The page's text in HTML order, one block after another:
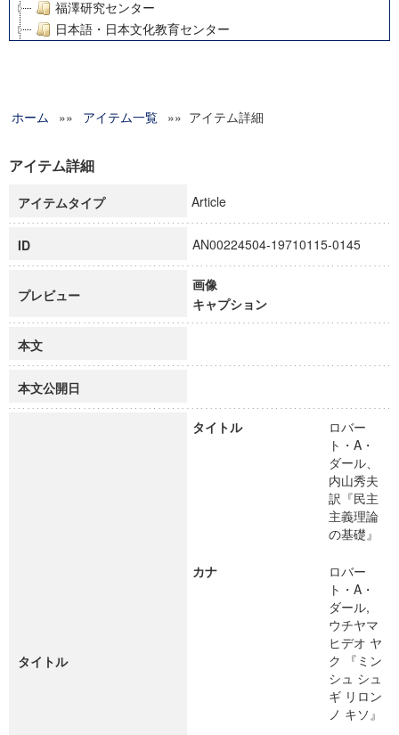
福澤研究センター
日本語・日本文化教育センター
グローバルリサーチインスティテュート
科学研究費補助金研究成果報告書
慶應義塾大学グローバルCOEプログラム市民社会ガバナンス
慶應義塾大学グローバルCOEプログラム論理と感性の先端的
博士課程教育リーディングプログラム「超成熟社会発展のサ
学術雑誌掲載論文等(8)
ホーム »» アイテム一覧 »» アイテム詳細
アイテム詳細
アイテムタイプ Article
ID AN00224504-19710115-0145
プレビュー
画像
キャプション
本文
本文公開日
タイトル
タイトル
ロバー
ト・A・
ダール、
内山秀夫
訳『民主
主義理論
の基礎』
カナ
ロバー
ト・A・
ダール,
ウチヤマ
ヒデオ ヤ
ク 『ミン
シュ シュ
ギ リロン
ノ キソ』